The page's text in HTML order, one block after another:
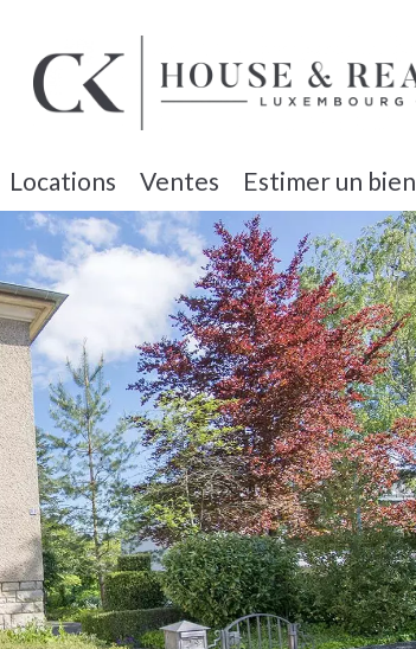
Locations Ventes Estimer un bien